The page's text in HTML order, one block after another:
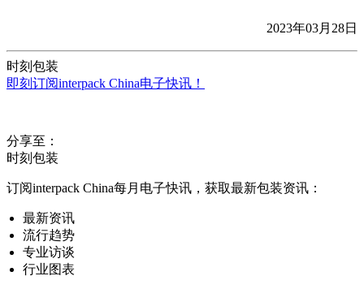
2023年03月28日
时刻包装
即刻订阅interpack China电子快讯！
分享至：
时刻包装
订阅interpack China每月电子快讯，获取最新包装资讯：
最新资讯
流行趋势
专业访谈
行业图表